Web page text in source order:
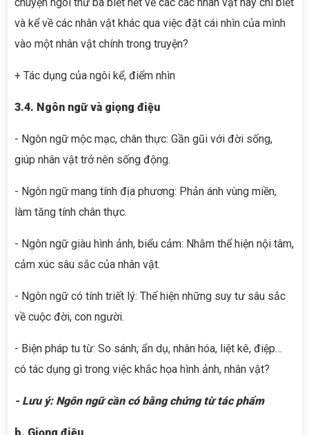
và kể về các nhân vật khác qua việc đặt cái nhìn của mình
vào một nhân vật chính trong truyện?
+ Tác dụng của ngôi kể, điểm nhìn
3.4. Ngôn ngữ và giọng điệu
- Ngôn ngữ mộc mạc, chân thực: Gần gũi với đời sống,
giúp nhân vật trở nên sống động.
- Ngôn ngữ mang tính địa phương: Phản ánh vùng miền,
làm tăng tính chân thực.
- Ngôn ngữ giàu hình ảnh, biểu cảm: Nhằm thể hiện nội tâm,
cảm xúc sâu sắc của nhân vật.
- Ngôn ngữ có tính triết lý: Thể hiện những suy tư sâu sắc
về cuộc đời, con người.
- Biện pháp tu từ: So sánh, ẩn dụ, nhân hóa, liệt kê, điệp…
có tác dụng gì trong việc khắc họa hình ảnh, nhân vật?
- Lưu ý: Ngôn ngữ cần có bằng chứng từ tác phẩm